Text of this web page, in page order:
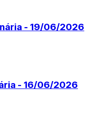
- 19/06/2026
- 16/06/2026